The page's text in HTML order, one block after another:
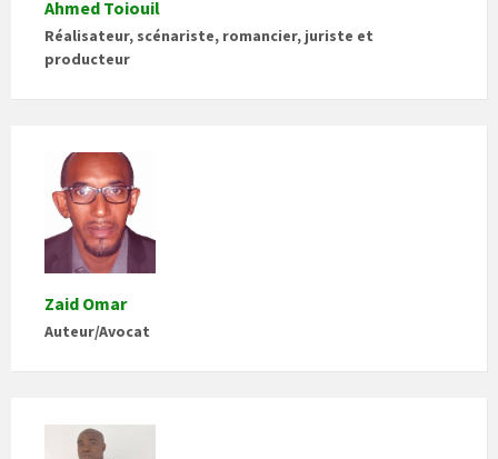
Ahmed Toiouil
Réalisateur, scénariste, romancier, juriste et
producteur
Zaid Omar
Auteur/Avocat